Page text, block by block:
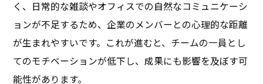
く、日常的な雑談やオフィスでの自然なコミュニケーシ
ョンが不足するため、企業のメンバーとの心理的な距離
が生まれやすいです。これが進むと、チームの一員とし
てのモチベーションが低下し、成果にも影響を及ぼす可
能性があります。